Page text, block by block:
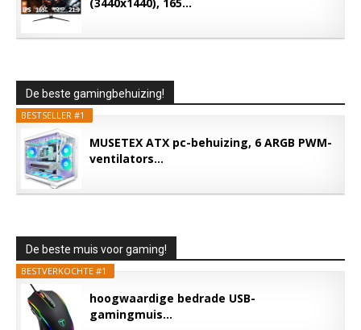
De beste gamingbehuizing!
BESTSELLER #1
MUSETEX ATX pc-behuizing, 6 ARGB PWM-
ventilators...
De beste muis voor gaming!
BESTVERKOCHTE #1
hoogwaardige bedrade USB-
gamingmuis...